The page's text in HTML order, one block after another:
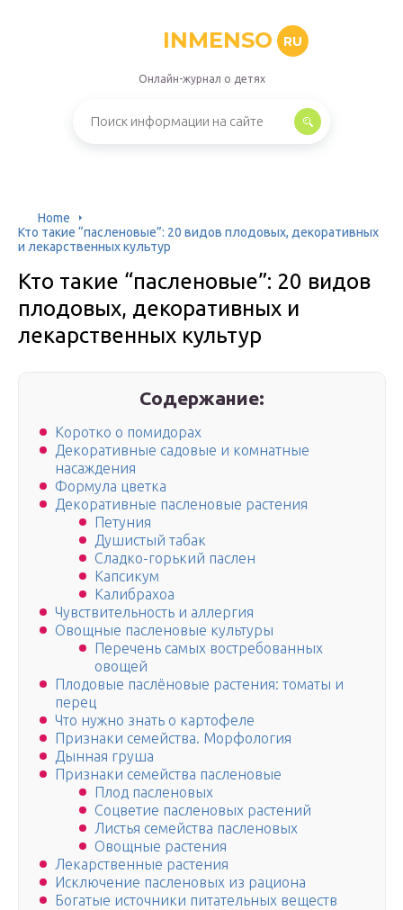
INMENSO RU
Онлайн-журнал о детях
Home
Кто такие “пасленовые”: 20 видов плодовых, декоративных
и лекарственных культур
Кто такие “пасленовые”: 20 видов
плодовых, декоративных и
лекарственных культур
Содержание:
Коротко о помидорах
Декоративные садовые и комнатные
насаждения
Формула цветка
Декоративные пасленовые растения
Петуния
Душистый табак
Сладко-горький паслен
Капсикум
Калибрахоа
Чувствительность и аллергия
Овощные пасленовые культуры
Перечень самых востребованных
овощей
Плодовые паслёновые растения: томаты и
перец
Что нужно знать о картофеле
Признаки семейства. Морфология
Дынная груша
Признаки семейства пасленовые
Плод пасленовых
Соцветие пасленовых растений
Листья семейства пасленовых
Овощные растения
Лекарственные растения
Исключение пасленовых из рациона
Богатые источники питательных веществ